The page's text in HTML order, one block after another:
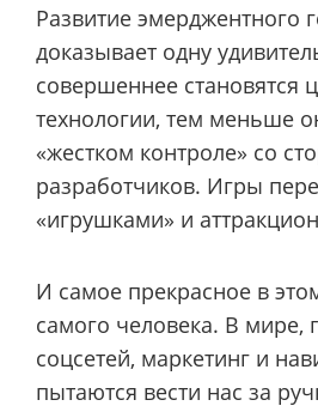
Развитие эмерджентного
доказывает одну
совершеннее становятся
технологии, тем меньше
«жестком контроле» со
разработчиков. Игры
«игрушками» и
И самое прекрасное в
самого человека. В мире,
соцсетей, маркетинг и
пытаются вести нас за